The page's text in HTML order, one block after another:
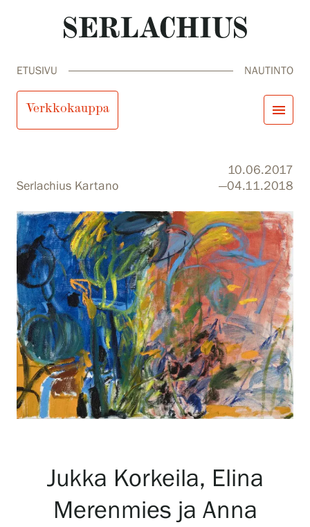
Näyttelyt
Palvelumme
Kokoelmat ja museo
Serlachius Residenssi
SERLACHIUS+
ETUSIVU NAUTINTO
Verkkokauppa menu
close
searchHakufiensvja
Tule meille
Näyttelyt
Tapahtumat
Nautinto
Serlachius Kartano
10.06.2017
—04.11.2018
Jukka Korkeila, Elina
Merenmies ja Anna